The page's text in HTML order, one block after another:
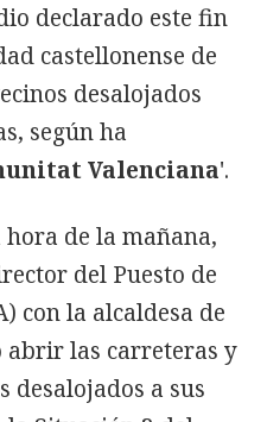
declarado este fin
castellonense de
desalojados
según ha
Valenciana'.
de la mañana,
del Puesto de
con la alcaldesa de
abrir las carreteras y
desalojados a sus